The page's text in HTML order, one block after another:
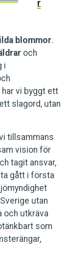
r
blommor.
och
i
har vi byggt ett
slagord, utan
tillsammans
vision för
tagit ansvar,
gått i första
utan
och utkräva
som